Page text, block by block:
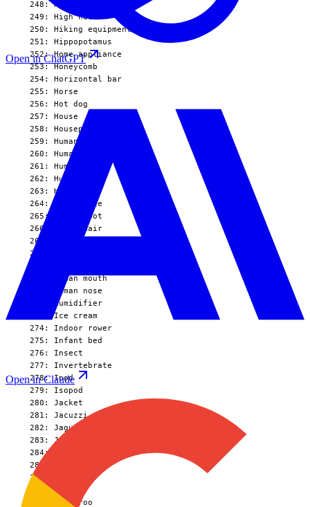
Open in ChatGPT
Open in Claude